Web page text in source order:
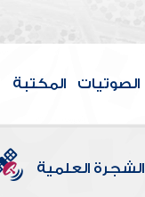
الصوتيات المكتبة
الشجرة العلمية